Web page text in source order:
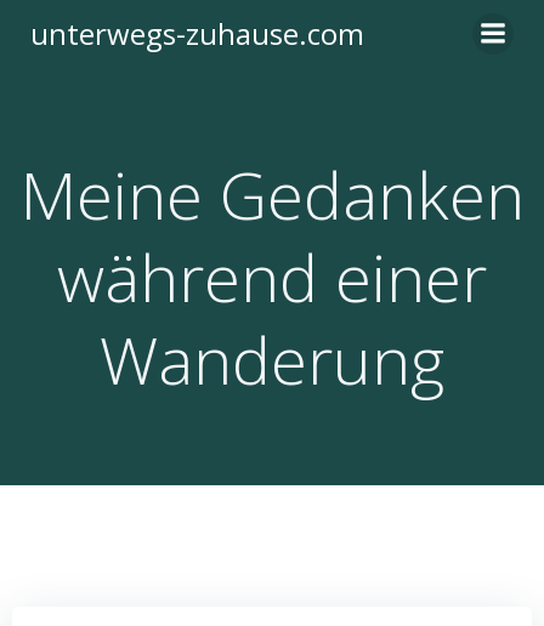
Inhalt
unterwegs-zuhause.com
Meine Gedanken
während einer
Wanderung